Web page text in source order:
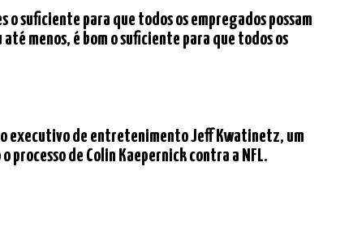
o suficiente para que todos os empregados possam
menos, é bom o suficiente para que todos os
o executivo de entretenimento Jeff Kwatinetz, um
de Colin Kaepernick contra a NFL.